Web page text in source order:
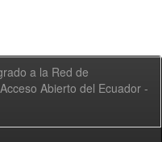
a la Red de
Abierto del Ecuador -